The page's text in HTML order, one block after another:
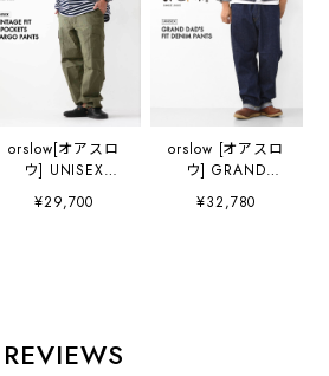
orslow[オアスロ
ウ] UNISEX
VINTAGE FIT 6
POCKETS CARGO
ンツ・MEN'S /
LADY'S
¥29,700
orslow [オアスロ
ウ] GRAND
DAD'S FIT
DENIM PANTS
¥32,780
REVIEWS